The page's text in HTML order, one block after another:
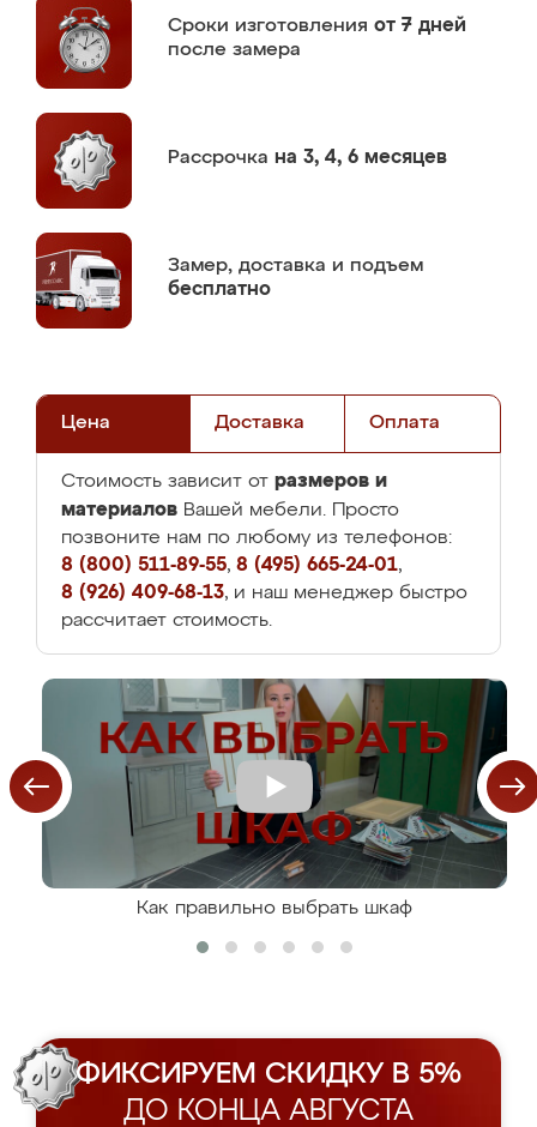
Сроки изготовления от 7 дней
после замера
Рассрочка на 3, 4, 6 месяцев
Замер, доставка и подъем
бесплатно
Цена Доставка Оплата
Стоимость зависит от размеров и
материалов Вашей мебели. Просто
позвоните нам по любому из телефонов:
8 (800) 511-89-55, 8 (495) 665-24-01,
8 (926) 409-68-13, и наш менеджер быстро
рассчитает стоимость.
Как правильно выбрать шкаф
ФИКСИРУЕМ СКИДКУ В 5%
ДО КОНЦА АВГУСТА